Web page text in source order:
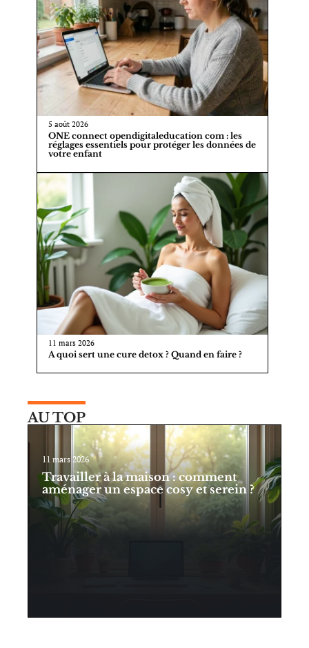
5 août 2026
ONE connect opendigitaleducation com : les
réglages essentiels pour protéger les données de
votre enfant
11 mars 2026
A quoi sert une cure detox ? Quand en faire ?
AU TOP
11 mars 2026
Travailler à la maison : comment
aménager un espace cosy et serein ?